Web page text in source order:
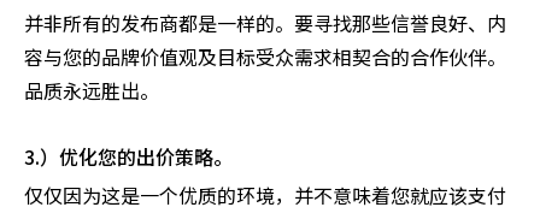
并非所有的发布商都是一样的。要寻找那些信誉良好、内
容与您的品牌价值观及目标受众需求相契合的合作伙伴。
品质永远胜出。
3.）优化您的出价策略。
仅仅因为这是一个优质的环境，并不意味着您就应该支付